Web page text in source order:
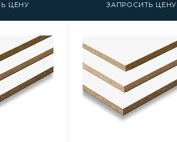
ЦЕНУ ЗАПРОСИТЬ ЦЕНУ